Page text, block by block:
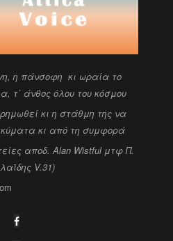
η πάνσοφη κι ωραία το
τ΄ άνθος όλου του κόσμου
κι η στάθμη της να
κι από τη συμφορά
αποδ. Alan Wistful μτφ Π.
V.31)